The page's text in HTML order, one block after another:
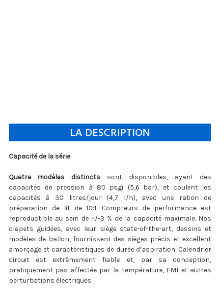
LA DESCRIPTION
Capacité de la série
Quatre modèles distincts sont disponibles, ayant des
capacités de pression à 80 psgi (5,6 bar), et coulent les
capacités à 30 litres/jour (4,7 l/h), avec une ration de
préparation de lit de 10:1. Compteurs de performance est
reproductible au sein de +/-3 % de la capacité maximale. Nos
clapets guidées, avec leur siège state-of-the-art, dessins et
modèles de ballon, fournissent des sièges précis et excellent
amorçage et caractéristiques de durée d’aspiration. Calendrier
circuit est extrêmement fiable et, par sa conception,
pratiquement pas affectée par la température, EMI et autres
perturbations électriques.